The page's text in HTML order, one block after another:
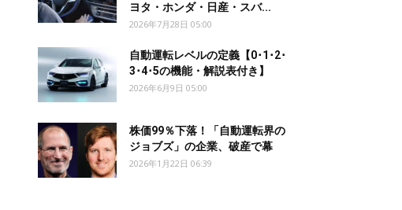
ヨタ・ホンダ・日産・スバ...
2026年7月28日 05:00
自動運転レベルの定義【0･1･2･
3･4･5の機能・解説表付き】
2026年6月9日 05:00
株価99％下落！「自動運転界の
ジョブズ」の企業、破産で幕
2026年1月22日 06:39